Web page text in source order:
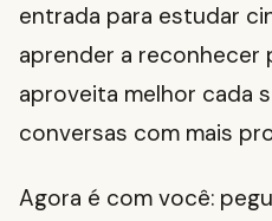
entrada para estudar
aprender a reconhecer
aproveita melhor cada
conversas com mais
Agora é com você: